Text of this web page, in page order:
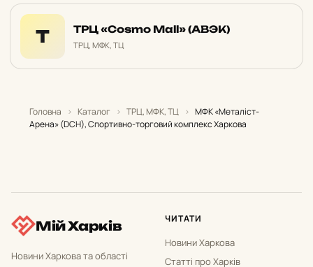
Т ТРЦ «Cosmo Mall» (АВЭК)
ТРЦ, МФК, ТЦ
Головна › Каталог › ТРЦ, МФК, ТЦ › МФК «Металіст-
Арена» (DCH), Спортивно-торговий комплекс Харкова
Мій Харків
Новини Харкова та області
ЧИТАТИ
Новини Харкова
Статті про Харків